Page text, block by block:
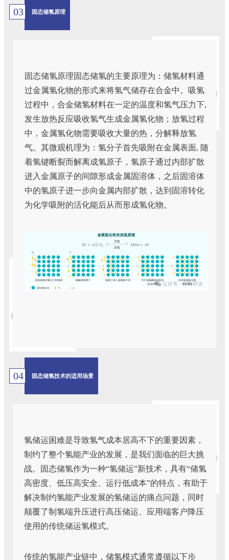
03 固态储氢原理
固态储氢原理固态储氢的主要原理为：储氢材料通
过金属氢化物的形式来将氢气储存在合金中。吸氢
过程中，合金储氢材料在一定的温度和氢气压力下,
发生放热反应吸收氢气生成金属氢化物；放氢过程
中，金属氢化物需要吸收大量的热，分解释放氢
气。其微观机理为：氢分子首先吸附在金属表面, 随
着氢键断裂而解离成氢原子，氢原子通过内部扩散
进入金属原子的间隙形成金属固溶体，之后固溶体
中的氢原子进一步向金属内部扩散，达到固溶转化
为化学吸附的活化能后从而形成氢化物。
04 固态储氢技术的适用场景
氢储运困难是导致氢气成本居高不下的重要因素，
制约了整个氢能产业的发展，是我们面临的巨大挑
战。固态储氢作为一种“氢储运”新技术，具有“储氢
高密度、低压高安全、运行低成本”的特点，有助于
解决制约氢能产业发展的氢储运的痛点问题，同时
颠覆了制氢端升压进行高压储运、应用端客户降压
使用的传统储运氢模式。
传统的氢能产业链中，储氢模式通常遵循以下步